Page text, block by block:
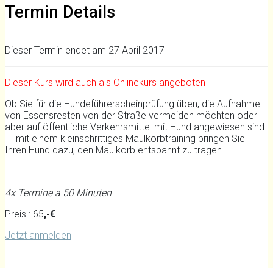
Termin Details
Dieser Termin endet am 27 April 2017
Dieser Kurs wird auch als Onlinekurs angeboten
Ob Sie für die Hundeführerscheinprüfung üben, die Aufnahme
von Essensresten von der Straße vermeiden möchten oder
aber auf öffentliche Verkehrsmittel mit Hund angewiesen sind
– mit einem kleinschrittiges Maulkorbtraining bringen Sie
Ihren Hund dazu, den Maulkorb entspannt zu tragen.
4x Termine a 50 Minuten
Preis : 65,-€
Jetzt anmelden